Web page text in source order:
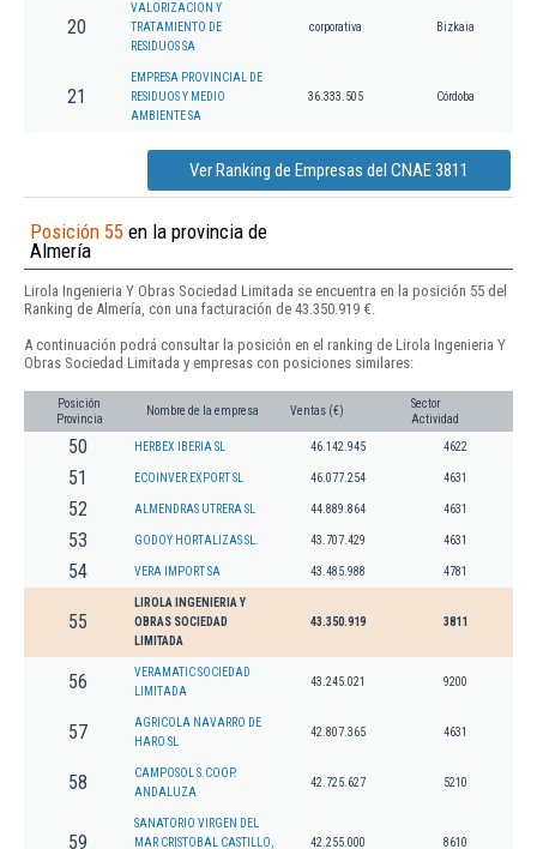
20
VALORIZACION Y
TRATAMIENTO DE
RESIDUOS SA
corporativa Bizkaia
21
EMPRESA PROVINCIAL DE
RESIDUOS Y MEDIO
AMBIENTE SA
36.333.505 Córdoba
Ver Ranking de Empresas del CNAE 3811
Posición 55 en la provincia de
Almería
Lirola Ingenieria Y Obras Sociedad Limitada se encuentra en la posición 55 del
Ranking de Almería, con una facturación de 43.350.919 €.
A continuación podrá consultar la posición en el ranking de Lirola Ingenieria Y
Obras Sociedad Limitada y empresas con posiciones similares:
Posición
Provincia
Nombre de la empresa Ventas (€)
Sector
Actividad
50 HERBEX IBERIA SL 46.142.945 4622
51 ECOINVER EXPORT SL 46.077.254 4631
52 ALMENDRAS UTRERA SL 44.889.864 4631
53 GODOY HORTALIZAS SL. 43.707.429 4631
54 VERA IMPORT SA 43.485.988 4781
55
LIROLA INGENIERIA Y
OBRAS SOCIEDAD
LIMITADA
43.350.919 3811
56
VERAMATIC SOCIEDAD
LIMITADA
43.245.021 9200
57
AGRICOLA NAVARRO DE
HARO SL
42.807.365 4631
58
CAMPOSOL S.COOP.
ANDALUZA
42.725.627 5210
59
SANATORIO VIRGEN DEL
MAR CRISTOBAL CASTILLO,
42.255.000 8610